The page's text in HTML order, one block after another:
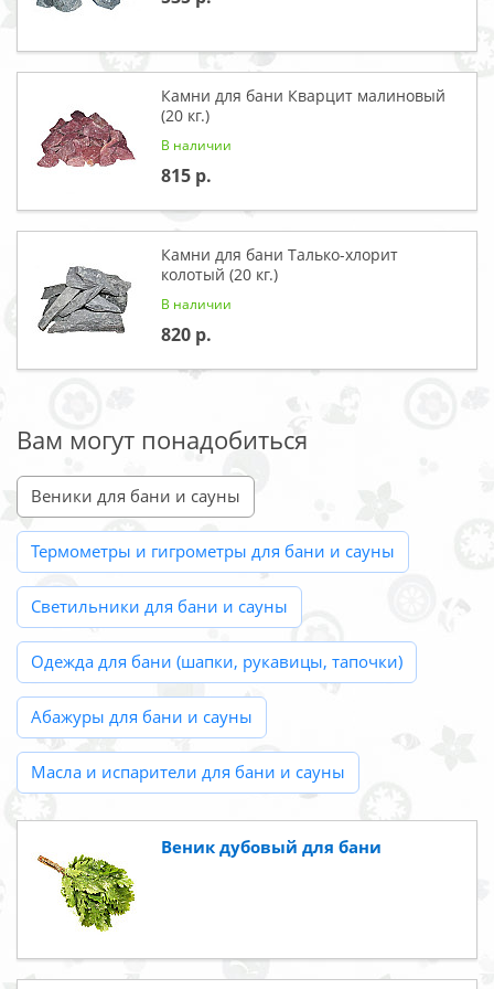
Камни для бани Кварцит малиновый
(20 кг.)
В наличии
815
Камни для бани Талько-хлорит
колотый (20 кг.)
В наличии
820
Вам могут понадобиться
Веники для бани и сауны
Термометры и гигрометры для бани и сауны
Светильники для бани и сауны
Одежда для бани (шапки, рукавицы, тапочки)
Абажуры для бани и сауны
Масла и испарители для бани и сауны
Веник дубовый для бани